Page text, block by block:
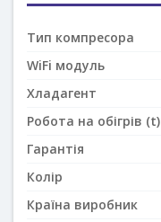
Тип компресора
WiFi модуль
Хладагент
Робота на обігрів (t)
Гарантія
Колір
Країна виробник